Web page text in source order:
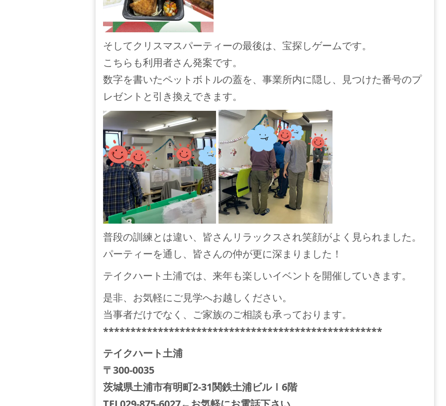
そしてクリスマスパーティーの最後は、宝探しゲームです。
こちらも利用者さん発案です。
数字を書いたペットボトルの蓋を、事業所内に隠し、見つけた番号のプ
レゼントと引き換えできます。
普段の訓練とは違い、皆さんリラックスされ笑顔がよく見られました。
パーティーを通し、皆さんの仲が更に深まりました！
テイクハート土浦では、来年も楽しいイベントを開催していきます。
是非、お気軽にご見学へお越しください。
当事者だけでなく、ご家族のご相談も承っております。
***************************************************
テイクハート土浦
〒300-0035
茨城県土浦市有明町2-31関鉄土浦ビルⅠ6階